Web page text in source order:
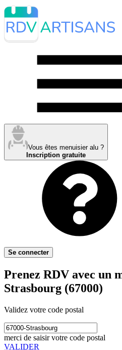
Vous êtes menuisier alu ?
Inscription gratuite
Se connecter
Prenez RDV avec un
Strasbourg (67000)
Validez votre code postal
merci de saisir votre code postal
VALIDER